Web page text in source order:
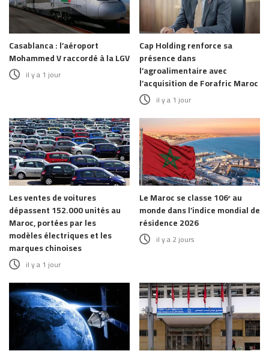
Casablanca : l’aéroport
Mohammed V raccordé à la LGV
il y a 1 jour
Cap Holding renforce sa
présence dans
l’agroalimentaire avec
l’acquisition de Forafric Maroc
il y a 1 jour
Les ventes de voitures
dépassent 152.000 unités au
Maroc, portées par les
modèles électriques et les
marques chinoises
il y a 1 jour
Le Maroc se classe 106ᵉ au
monde dans l’indice mondial de
résidence 2026
il y a 2 jours